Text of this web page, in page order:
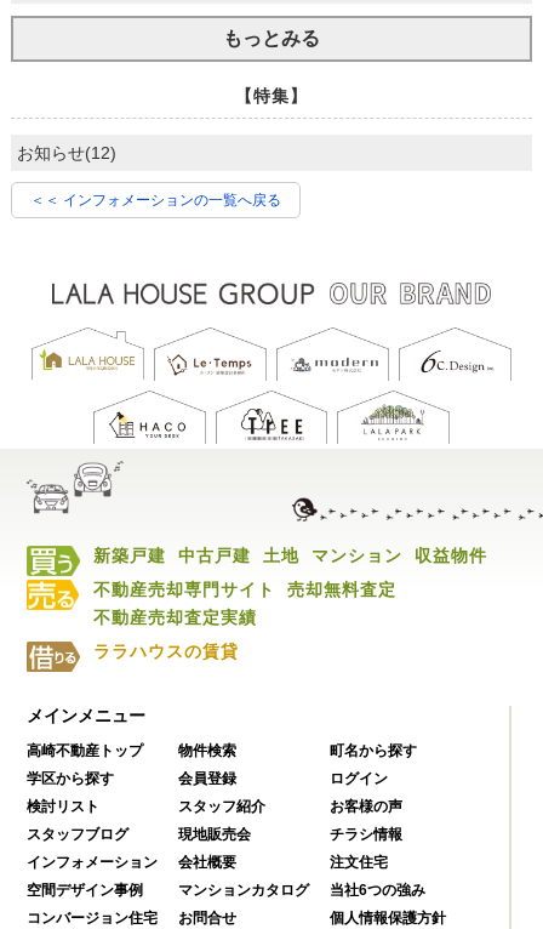
もっとみる
【特集】
お知らせ(12)
＜＜ インフォメーションの一覧へ戻る
新築戸建 中古戸建 土地 マンション
収益物件
不動産売却専門サイト
売却無料査定
不動産売却査定実績
ララハウスの賃貸
メインメニュー
高崎不動産トップ 物件検索
町名から探す
学区から探す
会員登録
ログイン
検討リスト
スタッフ紹介
お客様の声
スタッフブログ
現地販売会
チラシ情報
インフォメーション
会社概要
注文住宅
空間デザイン事例
マンションカタログ
当社6つの強み
コンバージョン住宅
お問合せ 個人情報保護方針